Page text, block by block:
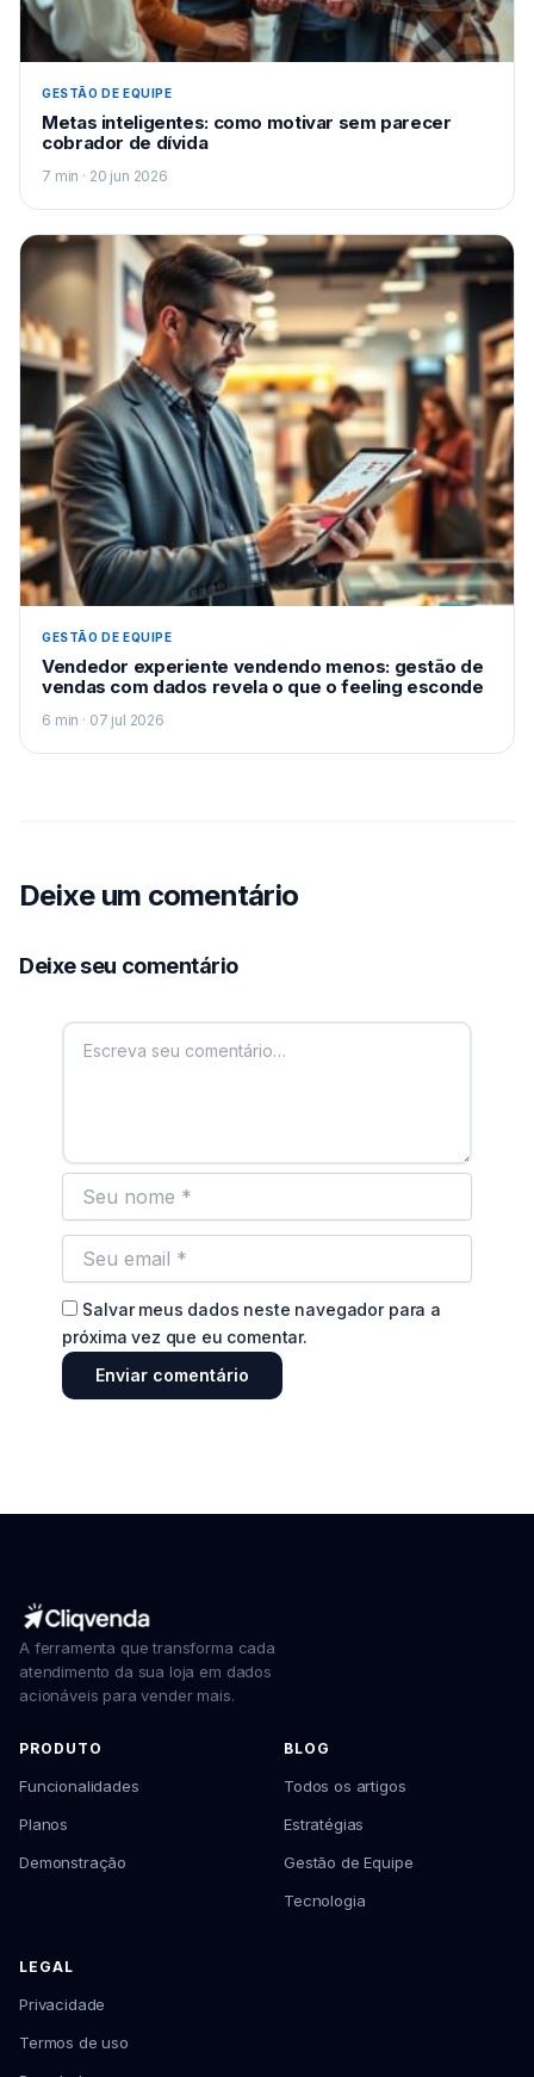
GESTÃO DE EQUIPE
Metas inteligentes: como motivar sem parecer
cobrador de dívida
7 min · 20 jun 2026
GESTÃO DE EQUIPE
Vendedor experiente vendendo menos: gestão de
vendas com dados revela o que o feeling esconde
6 min · 07 jul 2026
Deixe um comentário
Deixe seu comentário
Salvar meus dados neste navegador para a
próxima vez que eu comentar.
A ferramenta que transforma cada
atendimento da sua loja em dados
acionáveis para vender mais.
PRODUTO
Funcionalidades
Planos
Demonstração
BLOG
Todos os artigos
Estratégias
Gestão de Equipe
Tecnologia
LEGAL
Privacidade
Termos de uso